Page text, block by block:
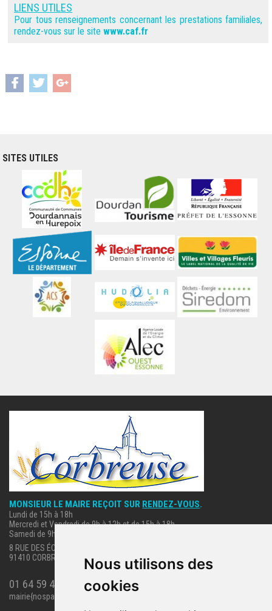
Nous utilisons des
cookies
LIENS UTILES
Pour tous renseignements concernant les prestations familiales,
rendez-vous sur le sitewww.caf.fr
SITES UTILES
MONSIEUR LE MAIRE REÇOIT SUR RENDEZ-VOUS.
Lundi de 15h à 18h
Mercredi et Vendredi de 9h à 12h et de 15h à 18h
Samedi de 9h à 12h.
8 RUE DES ÉCOLES
91410 CORBREUSE
01 64 59 40 63
mairie{nospam}corbreuse.fr